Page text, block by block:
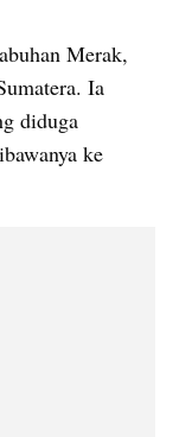
Merak,
Ia
diduga
ke